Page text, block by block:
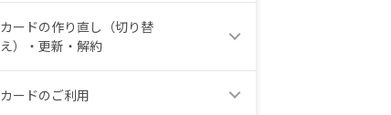
カードの作り直し（切り替
え）・更新・解約
カードのご利用